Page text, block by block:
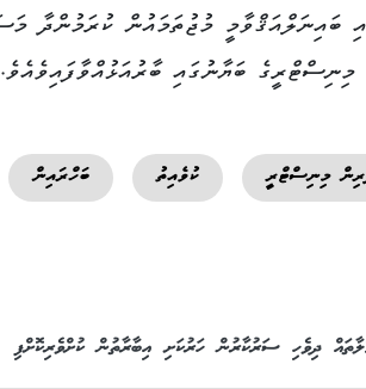
ބައިނަލްއަޤްވާމީ މުޖުތަމައުން ކުރަމުންދާ
ބަޔާނުގައި ބާރުއަޅުއްވާފައިވެއެވެ.
މިނިސްޓްރީ ކުވެއިތު ބަހްރައިން
ދިވެހި ސަރުކާރުން ހަރުކަށި އިބާރާތުން ކުށްވެރިކޮށްފި